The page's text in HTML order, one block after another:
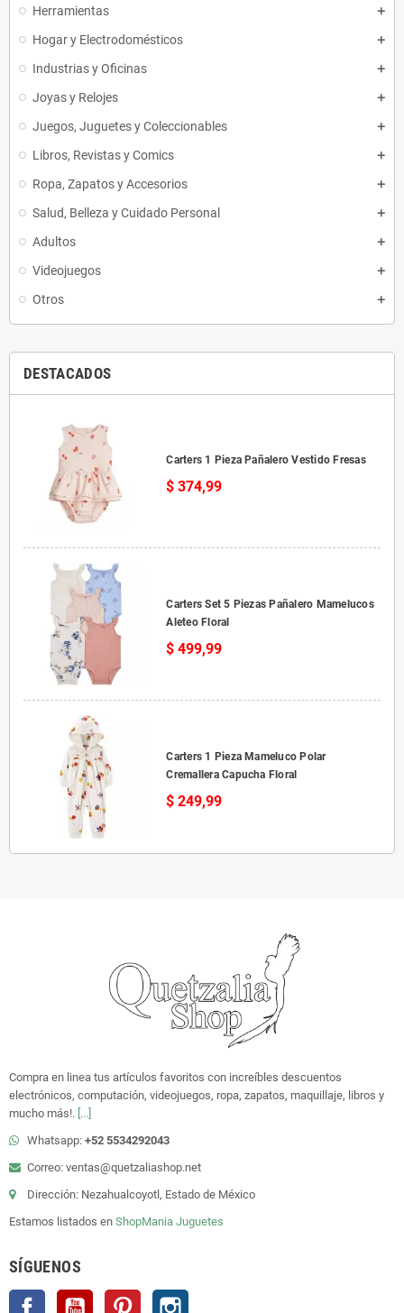
Herramientas
Hogar y Electrodomésticos
Industrias y Oficinas
Joyas y Relojes
Juegos, Juguetes y Coleccionables
Libros, Revistas y Comics
Ropa, Zapatos y Accesorios
Salud, Belleza y Cuidado Personal
Adultos
Videojuegos
Otros
DESTACADOS
Carters 1 Pieza Pañalero Vestido Fresas
$ 374,99
Carters Set 5 Piezas Pañalero Mamelucos
Aleteo Floral
$ 499,99
Carters 1 Pieza Mameluco Polar
Cremallera Capucha Floral
$ 249,99
Compra en linea tus artículos favoritos con increíbles descuentos
electrónicos, computación, videojuegos, ropa, zapatos, maquillaje, libros y
mucho más!. [...]
Whatsapp: +52 5534292043
Correo: ventas@quetzaliashop.net
Dirección: Nezahualcoyotl, Estado de México
Estamos listados en ShopMania Juguetes
SÍGUENOS
Facebook YouTube Pinterest